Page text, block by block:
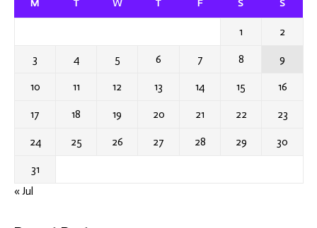
M T W T F S S
1 2
3 4 5 6 7 8 9
10 11 12 13 14 15 16
17 18 19 20 21 22 23
24 25 26 27 28 29 30
31
« Jul